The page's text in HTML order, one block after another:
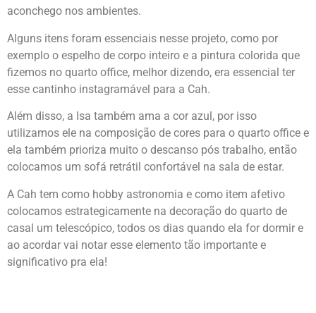
aconchego nos ambientes.
Alguns itens foram essenciais nesse projeto, como por
exemplo o espelho de corpo inteiro e a pintura colorida que
fizemos no quarto office, melhor dizendo, era essencial ter
esse cantinho instagramável para a Cah.
Além disso, a Isa também ama a cor azul, por isso
utilizamos ele na composição de cores para o quarto office e
ela também prioriza muito o descanso pós trabalho, então
colocamos um sofá retrátil confortável na sala de estar.
A Cah tem como hobby astronomia e como item afetivo
colocamos estrategicamente na decoração do quarto de
casal um telescópico, todos os dias quando ela for dormir e
ao acordar vai notar esse elemento tão importante e
significativo pra ela!